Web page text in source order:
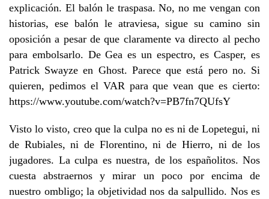
explicación. El balón le traspasa. No, no me vengan con
historias, ese balón le atraviesa, sigue su camino sin
oposición a pesar de que claramente va directo al pecho
para embolsarlo. De Gea es un espectro, es Casper, es
Patrick Swayze en Ghost. Parece que está pero no. Si
quieren, pedimos el VAR para que vean que es cierto:
https://www.youtube.com/watch?v=PB7fn7QUfsY
Visto lo visto, creo que la culpa no es ni de Lopetegui, ni
de Rubiales, ni de Florentino, ni de Hierro, ni de los
jugadores. La culpa es nuestra, de los españolitos. Nos
cuesta abstraernos y mirar un poco por encima de
nuestro ombligo; la objetividad nos da salpullido. Nos es